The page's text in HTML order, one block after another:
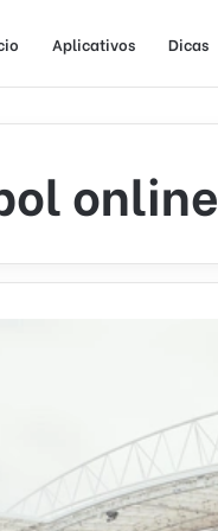
Aplicativos Dicas
online